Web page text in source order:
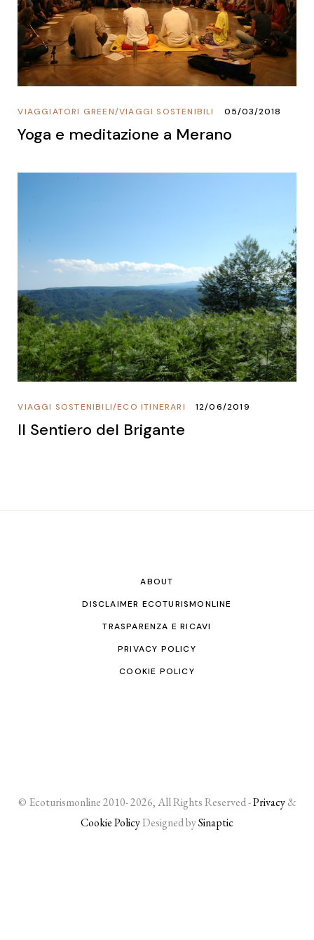
VIAGGI SOSTENIBILI
/
VIAGGIATORI GREEN 05/03/2018
Yoga e meditazione a Merano
ECO ITINERARI
/
VIAGGI SOSTENIBILI 12/06/2019
Il Sentiero del Brigante
ABOUT
DISCLAIMER ECOTURISMONLINE
TRASPARENZA E RICAVI
PRIVACY POLICY
COOKIE POLICY
© Ecoturismonline 2010- 2026, All Rights Reserved -Privacy&
Cookie PolicyDesigned bySinaptic